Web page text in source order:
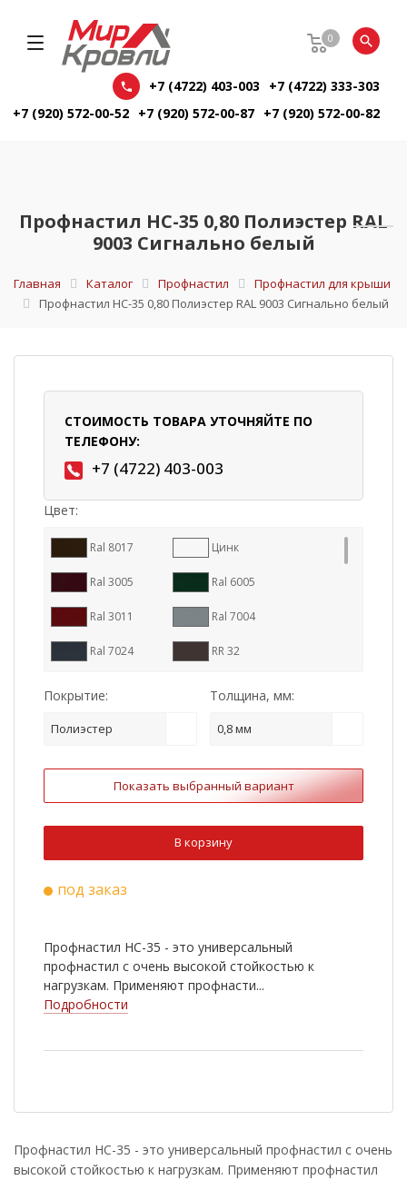
0
+7 (4722) 403-003
+7 (4722) 333-303
+7 (920) 572-00-52 +7 (920) 572-00-87 +7 (920) 572-00-82
Профнастил НС-35 0,80 Полиэстер RAL
9003 Сигнально белый
Главная Каталог Профнастил
Профнастил для крыши
Профнастил НС-35 0,80 Полиэстер RAL 9003 Сигнально белый
СТОИМОСТЬ ТОВАРА УТОЧНЯЙТЕ ПО
ТЕЛЕФОНУ:
+7 (4722) 403-003
Цвет:
Ral 8017 Цинк
Ral 3005 Ral 6005
Ral 3011 Ral 7004
Ral 7024 RR 32
RR 29 Ral 1015
Ral 3009 Ral 5005
Ral 9003 Ral 6020
Ral 8022
Ral 5002 Ral 5021
Ral 6002 Ral 7005
Ral 9006 Golden Dub
Покрытие:
Полиэстер
Толщина, мм:
0,8 мм
Показать выбранный вариант
В корзину
под заказ
Профнастил НС-35 - это универсальный
профнастил с очень высокой стойкостью к
нагрузкам. Применяют профнасти...
Подробности
Профнастил НС-35 - это универсальный профнастил с очень
высокой стойкостью к нагрузкам. Применяют профнастил